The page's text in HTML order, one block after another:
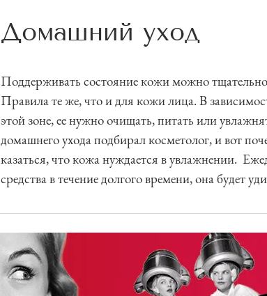
Домашний уход
Поддерживать состояние кожи можно
Правила те же, что и для кожи лица. В
этой зоне, ее нужно очищать, питать или
домашнего ухода подбирал косметолог, и вот
казаться, что кожа нуждается в увлажнении.
средства в течение долгого времени, она будет